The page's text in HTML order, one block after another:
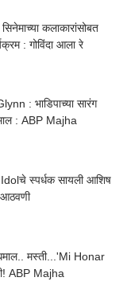
कलाकारांसोबत
: गोविंदा आला रे
: भाडिपाच्या सारंग
: ABP Majha
स्पर्धक सायली आशिष
आठवणी
मस्ती...'Mi Honar
ABP Majha